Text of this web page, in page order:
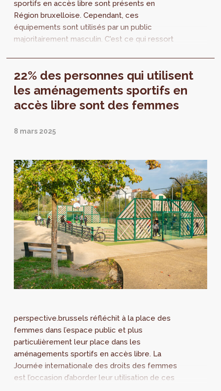
sportifs en accès libre sont présents en
Région bruxelloise. Cependant, ces
équipements sont utilisés par un public
majoritairement masculin. C'est ce qui ressort
fonction du type d’équipement sportif et de
leur aménagement.
22% des personnes qui utilisent
les aménagements sportifs en
accès libre sont des femmes
8 mars 2025
perspective.brussels réfléchit à la place des
femmes dans l’espace public et plus
particulièrement leur place dans les
aménagements sportifs en accès libre. La
Journée internationale des droits des femmes
est l’occasion d’aborder leur utilisation de ces